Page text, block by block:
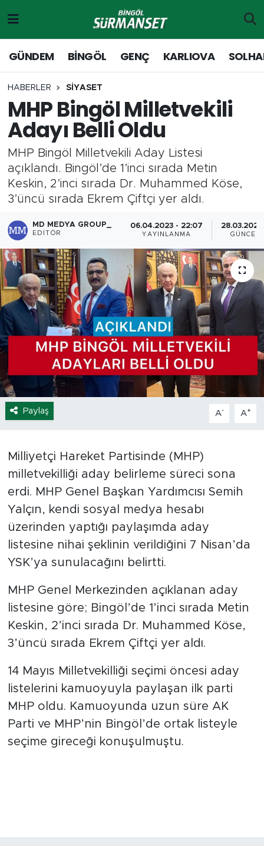
GÜNDEM BİNGÖL GENÇ KARLIOVA
HABERLER SİYASET
MHP Bingöl Milletvekili
Adayı Belli Oldu
MHP Bingöl Milletvekili Aday Listesi
açıklandı. Bingöl’de 1’inci sırada Metin
Keskin, 2’inci sırada Dr. Muhammed Köse,
3’üncü sırada Ekrem Çiftçi yer aldı.
MD MEDYA GROUP_
EDITÖR
06.04.2023 - 22:07
YAYINLANMA
28.03.2024
Paylaş A- A+
Milliyetçi Hareket Partisinde (MHP)
milletvekilliği aday belirleme süreci sona
erdi. MHP Genel Başkan Yardımcısı Semih
Yalçın, kendi sosyal medya hesabı
üzerinden yaptığı paylaşımda aday
listesine nihai şeklinin verildiğini 7 Nisan’da
YSK’ya sunulacağını belirtti.
MHP Genel Merkezinden açıklanan aday
listesine göre; Bingöl’de 1’inci sırada Metin
Keskin, 2’inci sırada Dr. Muhammed Köse,
3’üncü sırada Ekrem Çiftçi yer aldı.
14 Mayıs Milletvekilliği seçimi öncesi aday
listelerini kamuoyuyla paylaşan ilk parti
MHP oldu. Kamuoyunda uzun süre AK
Parti ve MHP’nin Bingöl’de ortak listeyle
seçime gireceği konuşulmuştu.
Genç
Solhan
Karlıova
Adaklı-Kiğı
Yayladere-Yedisu
MD Prestij Dergisi
Siyaset
Spor
Yaşam
Sağlık
Eğitim
Ekonomi
Tavz Der
Bingöl Kaza Haberleri
Merkez Hava Durumu
Merkez Trafik Yoğunluk Haritası
Süper Lig Puan Durumu ve Fikstür
Tüm Manşetler
Son Dakika Haberleri
Haber Arşivi